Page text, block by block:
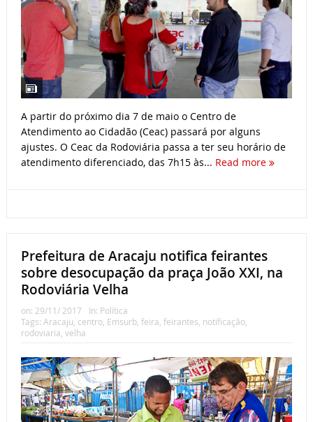
A partir do próximo dia 7 de maio o Centro de
Atendimento ao Cidadão (Ceac) passará por alguns
ajustes. O Ceac da Rodoviária passa a ter seu horário de
atendimento diferenciado, das 7h15 às... Read more
Prefeitura de Aracaju notifica feirantes
sobre desocupação da praça João XXI, na
Rodoviária Velha
on: 29/11/ 2017 In: Política
Tags: Aracaju centro, Emsurb, feira feirantes notificação,
rodoviaria velha